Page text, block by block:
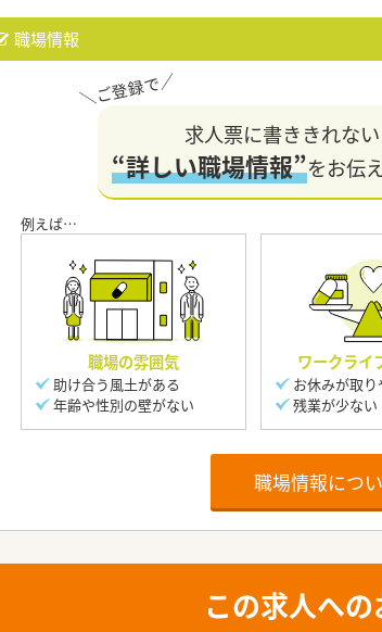
職場情報
求人票に書ききれない
“詳しい職場情報”をお伝
職場の雰囲気
助け合う風土がある
年齢や性別の壁がない
ワークライ
お休みが取り
残業が少ない
職場情報につ
この求人へ